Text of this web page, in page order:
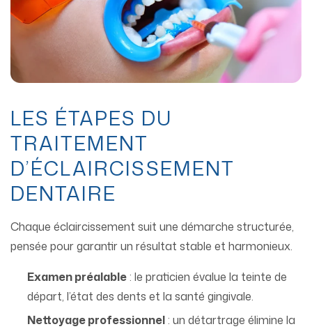
LES ÉTAPES DU
TRAITEMENT
D’ÉCLAIRCISSEMENT
DENTAIRE
Chaque éclaircissement suit une démarche structurée,
pensée pour garantir un résultat stable et harmonieux.
Examen préalable: le praticien évalue la teinte de
départ, l’état des dents et la santé gingivale.
Nettoyage professionnel: un détartrage élimine la